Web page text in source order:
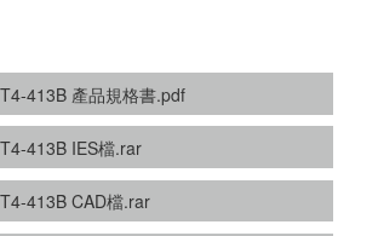
413B 產品規格書.pdf
413B IES檔.rar
413B CAD檔.rar